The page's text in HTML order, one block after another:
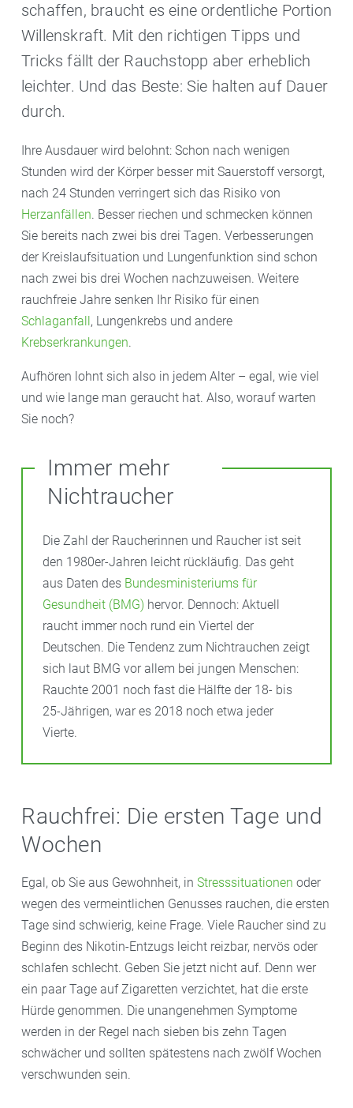
schaffen, braucht es eine ordentliche Portion
Willenskraft. Mit den richtigen Tipps und
Tricks fällt der Rauchstopp aber erheblich
leichter. Und das Beste: Sie halten auf Dauer
durch.
Ihre Ausdauer wird belohnt: Schon nach wenigen
Stunden wird der Körper besser mit Sauerstoff versorgt,
nach 24 Stunden verringert sich das Risiko von
Herzanfällen. Besser riechen und schmecken können
Sie bereits nach zwei bis drei Tagen. Verbesserungen
der Kreislaufsituation und Lungenfunktion sind schon
nach zwei bis drei Wochen nachzuweisen. Weitere
rauchfreie Jahre senken Ihr Risiko für einen
Schlaganfall, Lungenkrebs und andere
Krebserkrankungen.
Aufhören lohnt sich also in jedem Alter – egal, wie viel
und wie lange man geraucht hat. Also, worauf warten
Sie noch?
Immer mehr
Nichtraucher
Die Zahl der Raucherinnen und Raucher ist seit
den 1980er-Jahren leicht rückläufig. Das geht
aus Daten des Bundesministeriums für
Gesundheit (BMG) hervor. Dennoch: Aktuell
raucht immer noch rund ein Viertel der
Deutschen. Die Tendenz zum Nichtrauchen zeigt
sich laut BMG vor allem bei jungen Menschen:
Rauchte 2001 noch fast die Hälfte der 18- bis
25-Jährigen, war es 2018 noch etwa jeder
Vierte.
Rauchfrei: Die ersten Tage und
Wochen
Egal, ob Sie aus Gewohnheit, in Stresssituationen oder
wegen des vermeintlichen Genusses rauchen, die ersten
Tage sind schwierig, keine Frage. Viele Raucher sind zu
Beginn des Nikotin-Entzugs leicht reizbar, nervös oder
schlafen schlecht. Geben Sie jetzt nicht auf. Denn wer
ein paar Tage auf Zigaretten verzichtet, hat die erste
Hürde genommen. Die unangenehmen Symptome
werden in der Regel nach sieben bis zehn Tagen
schwächer und sollten spätestens nach zwölf Wochen
verschwunden sein.